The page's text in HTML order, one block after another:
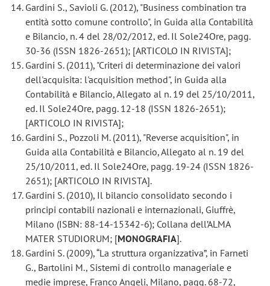
Gardini S., Savioli G. (2012), "Business combination tra
entità sotto comune controllo", in Guida alla Contabilità
e Bilancio, n. 4 del 28/02/2012, ed. Il Sole24Ore, pagg.
30-36 (ISSN 1826-2651); [ARTICOLO IN RIVISTA];
Gardini S. (2011), "Criteri di determinazione dei valori
dell'acquisita: l'acquisition method", in Guida alla
Contabilità e Bilancio, Allegato al n. 19 del 25/10/2011,
ed. Il Sole24Ore, pagg. 12-18 (ISSN 1826-2651);
[ARTICOLO IN RIVISTA];
Gardini S., Pozzoli M. (2011), "Reverse acquisition", in
Guida alla Contabilità e Bilancio, Allegato al n. 19 del
25/10/2011, ed. Il Sole24Ore, pagg. 19-24 (ISSN 1826-
2651); [ARTICOLO IN RIVISTA].
Gardini S. (2010), Il bilancio consolidato secondo i
principi contabili nazionali e internazionali, Giuffrè,
Milano (ISBN: 88-14-15342-6); Collana dell’ALMA
MATER STUDIORUM; [MONOGRAFIA].
Gardini S. (2009), “La struttura organizzativa”, in Farneti
G., Bartolini M., Sistemi di controllo manageriale e
medie imprese, Franco Angeli, Milano, pagg. 68-72,